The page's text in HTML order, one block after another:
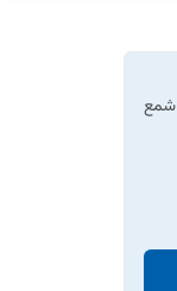
برای 4 عدد شمع